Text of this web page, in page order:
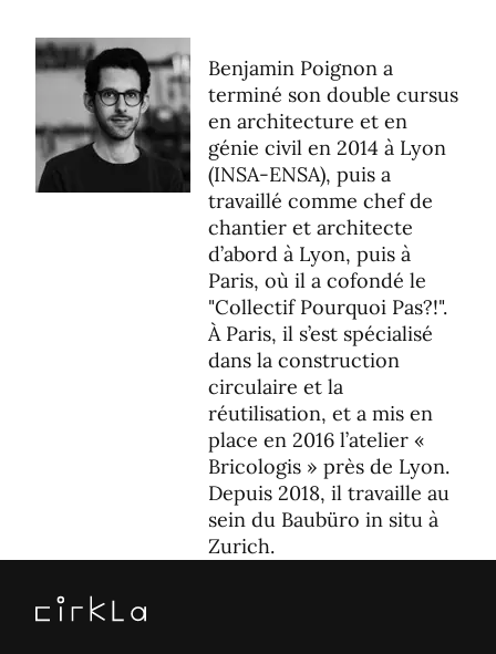
Benjamin Poignon a
terminé son double cursus
en architecture et en
génie civil en 2014 à Lyon
(INSA-ENSA), puis a
travaillé comme chef de
chantier et architecte
d’abord à Lyon, puis à
Paris, où il a cofondé le
"Collectif Pourquoi Pas?!".
À Paris, il s’est spécialisé
dans la construction
circulaire et la
réutilisation, et a mis en
place en 2016 l’atelier «
Bricologis » près de Lyon.
Depuis 2018, il travaille au
sein du Baubüro in situ à
Zurich.